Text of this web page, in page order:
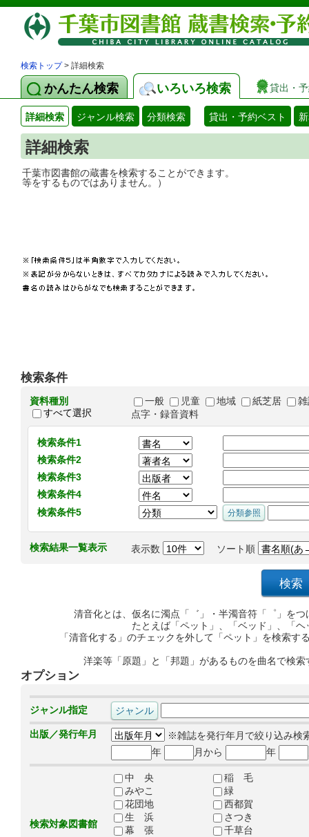
検索トップ> 詳細検索
かんたん検索 いろいろ検索 貸出・
詳細検索 ジャンル検索 分類検索 貸出・予約ベスト
詳細検索
千葉市図書館の蔵書を検索することがで
等をするものではありません。）
検索条件
資料種別
すべて選択
一般 児童 地域 紙芝居
点字・録音資料
検索条件1
検索条件2
検索条件3
検索条件4
検索条件5
検索結果一覧表示 表示数 ソート順
清音化とは、仮名に濁点「゛」・半濁音符「゜」を
たとえば「ペット」、「ベッド」、「
「清音化する」のチェックを外して「ペット」を検索
洋楽等「原題」と「邦題」があるものを曲名で検
オプション
ジャンル指定
出版／発行年月
※雑誌を発行年月で絞り込み検
年
月から 年
検索対象図書館
中 央
稲 毛
みやこ
緑
花団地
西都賀
生 浜
さつき
幕 張
千草台